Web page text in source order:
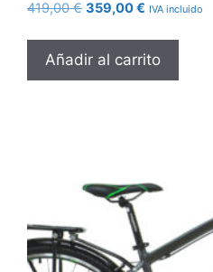
419,00€ El
original
era:
419,00 €.
359,00€ El
actual
es:
359,00 €.
IVA incluido
Añadir al carrito